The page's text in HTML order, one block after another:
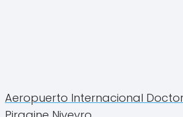
Aeropuerto Internacional